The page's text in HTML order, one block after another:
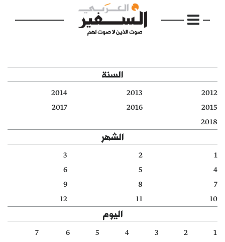
الرئيسية
مواضيع
دفاتر
السنة
2012
2013
2014
2015
2016
2017
2018
الشهر
1
2
3
4
5
6
7
8
9
10
11
12
اليوم
1
2
3
4
5
6
7